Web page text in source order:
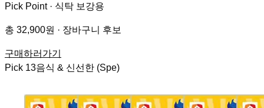
Pick Point · 식탁 보강용
총 32,900원 · 장바구니 후보
구매하러가기
Pick 13음식 & 신선한 (Spe)